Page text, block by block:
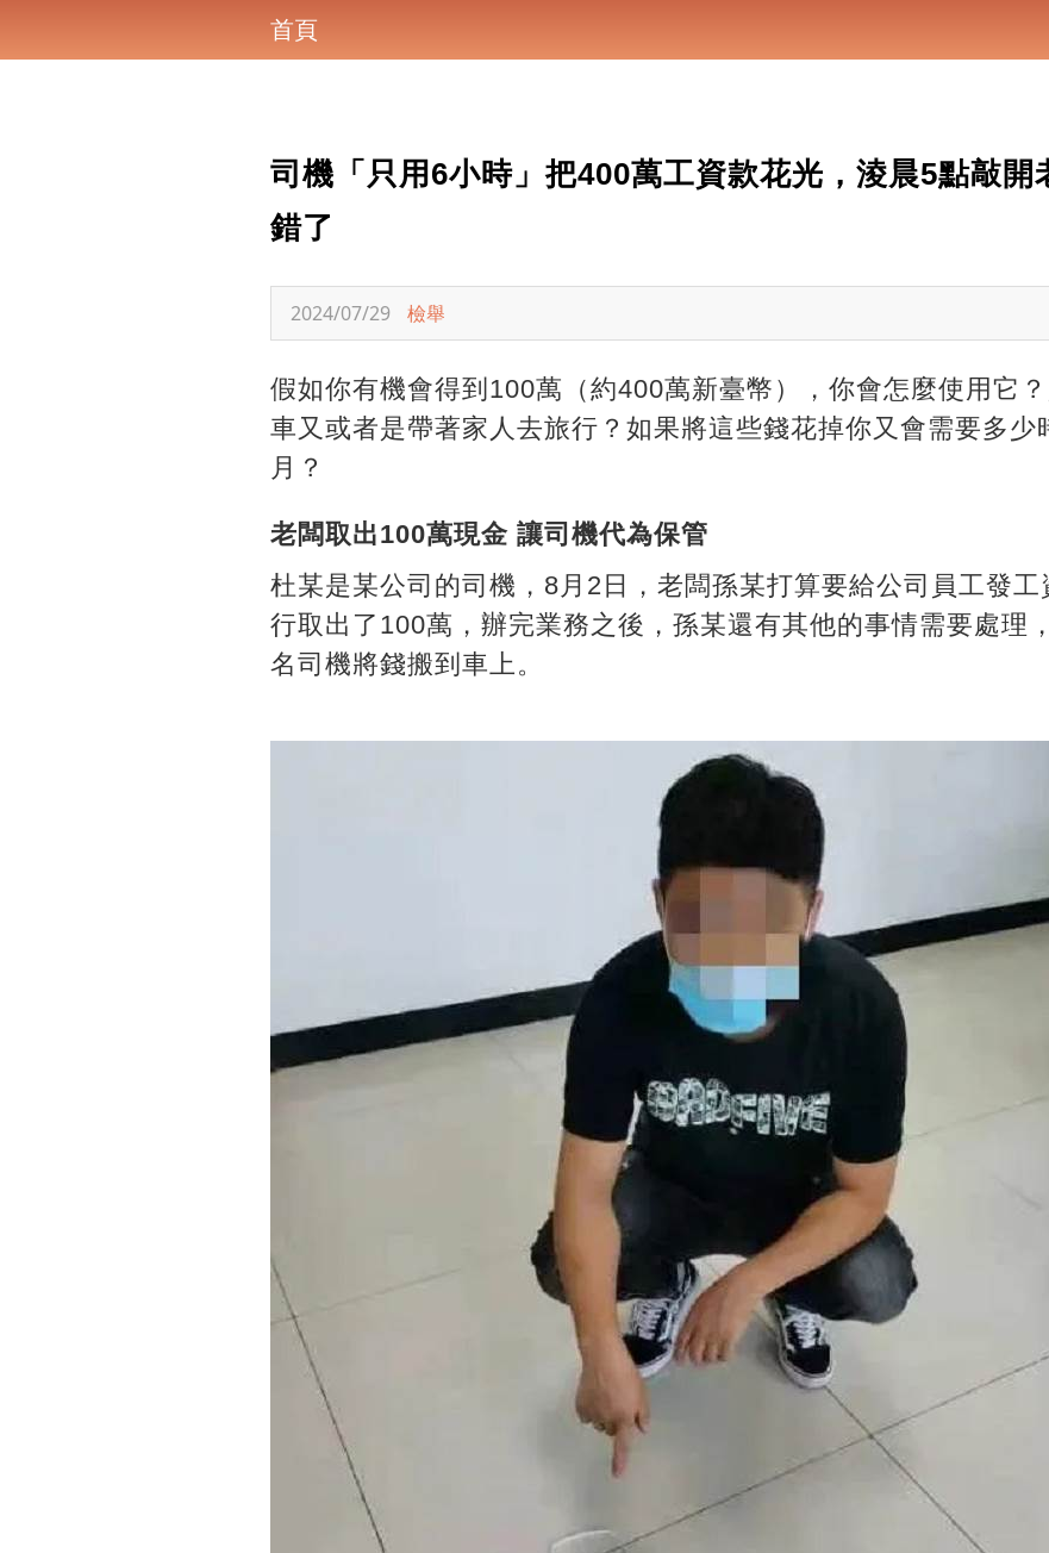
首頁
司機「只用6小時」把400萬工資款花光，淩晨5點敲開
錯了
2024/07/29 檢舉
假如你有機會得到100萬（約400萬新臺幣），你會怎麼使用它
車又或者是帶著家人去旅行？如果將這些錢花掉你又會需要多少
月？
老闆取出100萬現金 讓司機代為保管
杜某是某公司的司機，8月2日，老闆孫某打算要給公司員工發
行取出了100萬，辦完業務之後，孫某還有其他的事情需要處理
名司機將錢搬到車上。